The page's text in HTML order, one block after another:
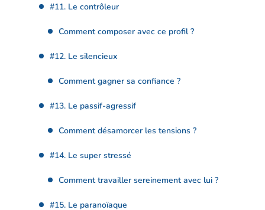
#11. Le contrôleur
Comment composer avec ce profil ?
#12. Le silencieux
Comment gagner sa confiance ?
#13. Le passif-agressif
Comment désamorcer les tensions ?
#14. Le super stressé
Comment travailler sereinement avec lui ?
#15. Le paranoïaque